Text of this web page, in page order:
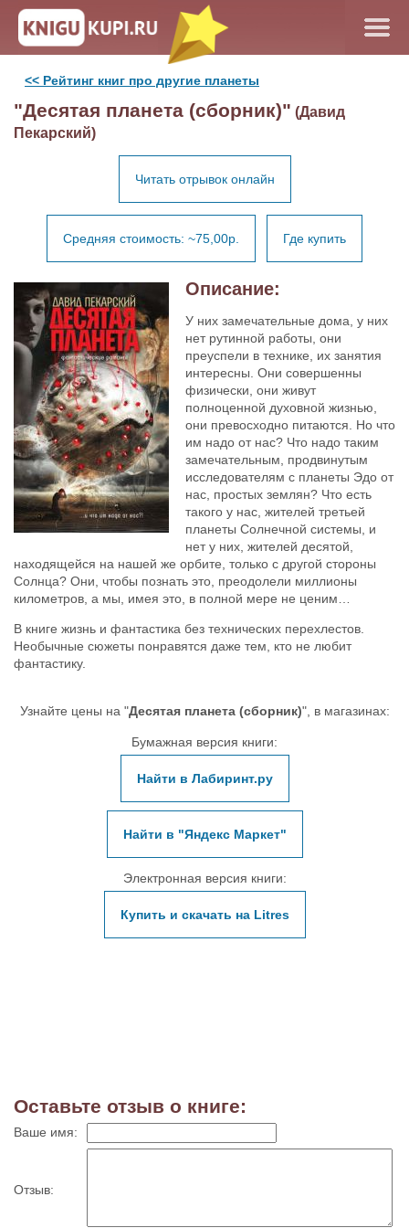
<< Рейтинг книг про другие планеты
"Десятая планета (сборник)" (Давид
Пекарский)
Читать отрывок онлайн
Средняя стоимость: ~75,00р. Где купить
Описание:
У них замечательные дома, у них
нет рутинной работы, они
преуспели в технике, их занятия
интересны. Они совершенны
физически, они живут
полноценной духовной жизнью,
они превосходно питаются. Но что
им надо от нас? Что надо таким
замечательным, продвинутым
исследователям с планеты Эдо от
нас, простых землян? Что есть
такого у нас, жителей третьей
планеты Солнечной системы, и
нет у них, жителей десятой,
находящейся на нашей же орбите, только с другой стороны
Солнца? Они, чтобы познать это, преодолели миллионы
километров, а мы, имея это, в полной мере не ценим…
В книге жизнь и фантастика без технических перехлестов.
Необычные сюжеты понравятся даже тем, кто не любит
фантастику.
Узнайте цены на "Десятая планета (сборник)", в магазинах:
Бумажная версия книги:
Найти в Лабиринт.ру
Найти в "Яндекс Маркет"
Электронная версия книги:
Купить и скачать на Litres
Оставьте отзыв о книге:
Ваше имя:
Отзыв: